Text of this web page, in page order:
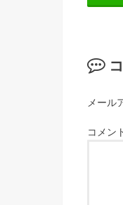
メール
コメン